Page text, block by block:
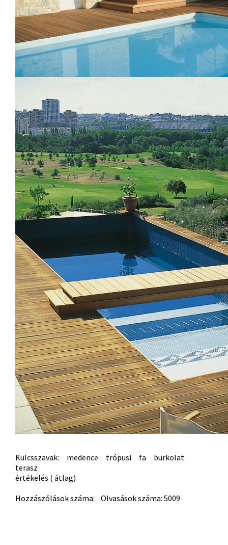
Kulcsszavak: medence trópusi fa
burkolat
terasz
értékelés ( átlag)
Hozzászólások száma: Olvasások száma: 5009